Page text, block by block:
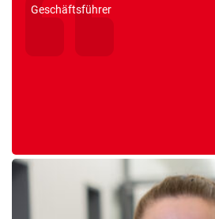
Geschäftsführer
Abspielen